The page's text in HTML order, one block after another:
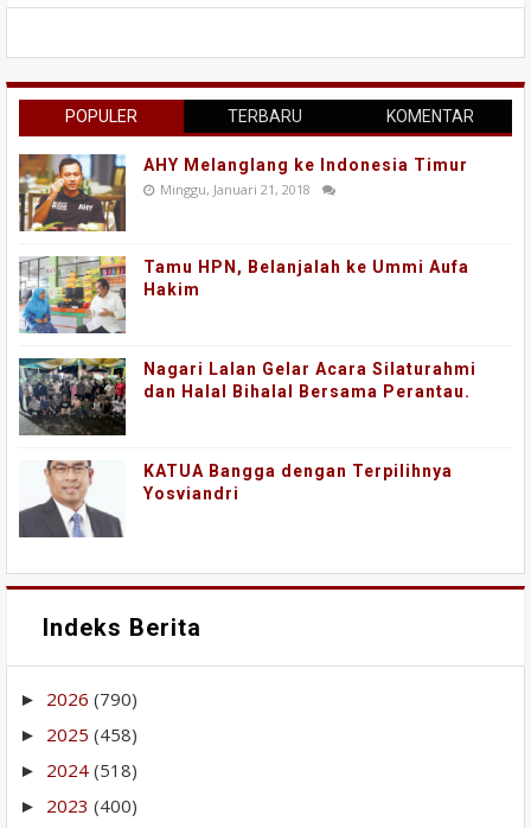
POPULER TERBARU KOMENTAR
AHY Melanglang ke Indonesia Timur
Minggu, Januari 21, 2018
Tamu HPN, Belanjalah ke Ummi Aufa
Hakim
Nagari Lalan Gelar Acara Silaturahmi
dan Halal Bihalal Bersama Perantau.
KATUA Bangga dengan Terpilihnya
Yosviandri
Indeks Berita
► 2026 (790)
► 2025 (458)
► 2024 (518)
► 2023 (400)